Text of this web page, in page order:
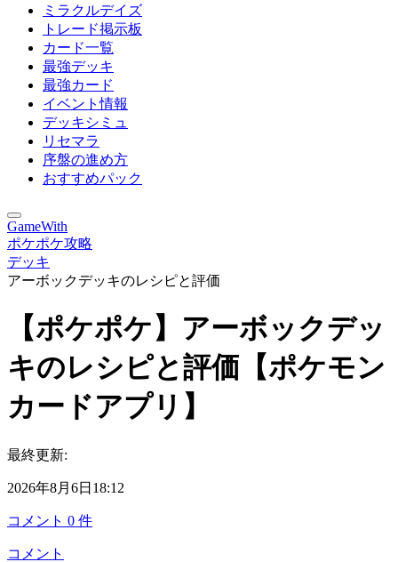
ミラクルデイズ
トレード掲示板
カード一覧
最強デッキ
最強カード
イベント情報
デッキシミュ
リセマラ
序盤の進め方
おすすめパック
GameWith
ポケポケ攻略
デッキ
アーボックデッキのレシピと評価
【ポケポケ】アーボックデッ
キのレシピと評価【ポケモン
カードアプリ】
最終更新:
2026年8月6日18:12
コメント 0 件
コメント